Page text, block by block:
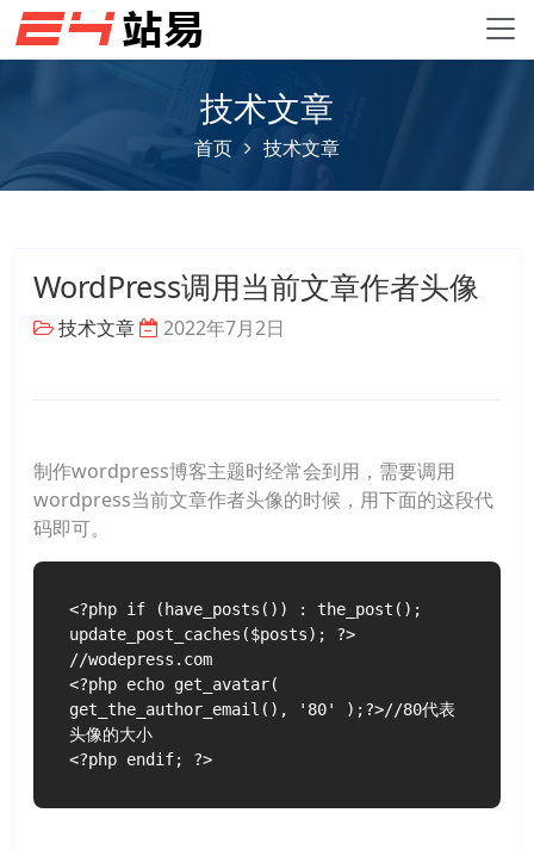
技术文章
首页 技术文章
WordPress调用当前文章作者头像
技术文章 2022年7月2日
制作wordpress博客主题时经常会到用，需要调用
wordpress当前文章作者头像的时候，用下面的这段代
码即可。
<?php if (have_posts()) : the_post();
update_post_caches($posts); ?>
//wodepress.com
<?php echo get_avatar(
get_the_author_email(), '80' );?>//80代表
头像的大小
<?php endif; ?>